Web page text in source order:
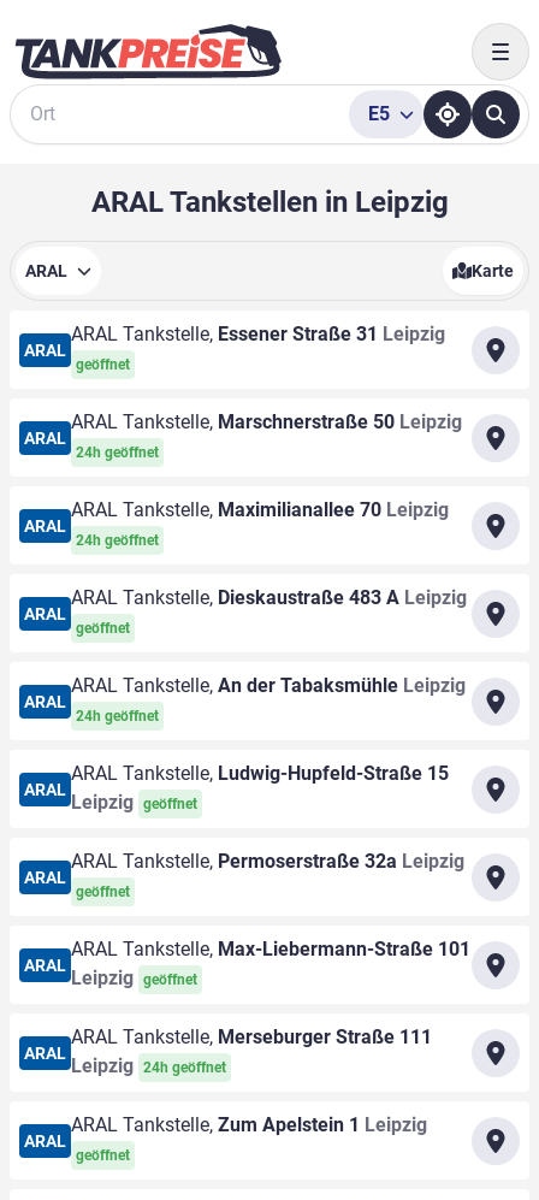
Suche
E5
ARAL Tankstellen in Leipzig
ARAL Karte
ARAL
ARAL Tankstelle, Essener Straße 31 Leipzig
geöffnet
ARAL
ARAL Tankstelle, Marschnerstraße 50 Leipzig
24h geöffnet
ARAL
ARAL Tankstelle, Maximilianallee 70 Leipzig
24h geöffnet
ARAL
ARAL Tankstelle, Dieskaustraße 483 A Leipzig
geöffnet
ARAL
ARAL Tankstelle, An der Tabaksmühle Leipzig
24h geöffnet
ARAL
ARAL Tankstelle, Ludwig-Hupfeld-Straße 15
Leipzig geöffnet
ARAL
ARAL Tankstelle, Permoserstraße 32a Leipzig
geöffnet
ARAL
ARAL Tankstelle, Max-Liebermann-Straße 101
Leipzig geöffnet
ARAL
ARAL Tankstelle, Merseburger Straße 111
Leipzig 24h geöffnet
ARAL
ARAL Tankstelle, Zum Apelstein 1 Leipzig
geöffnet